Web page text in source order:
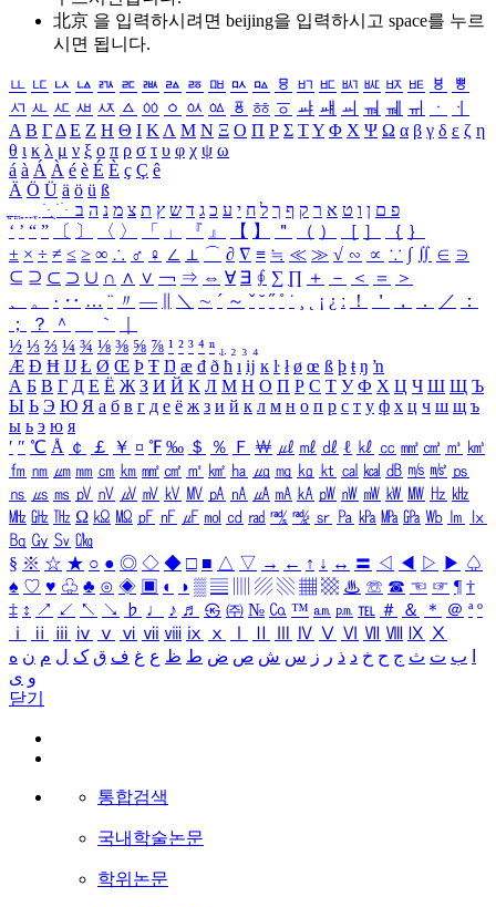
北京 을 입력하시려면 beijing을 입력하시고 space를 누르
시면 됩니다.
ㅥ ㅦ ㅧ ㅨ ㅩ ㅪ ㅫ ㅬ ㅭ ㅮ ㅯ ㅰ ㅱ ㅲ ㅳ ㅴ ㅵ ㅶ ㅷ ㅸ
ㅹ
ㅺ ㅻ ㅼ ㅽ ㅾ ㅿ ㆀ ㆁ ㆂ ㆃ ㆄ ㆅ ㆆ ㆇ ㆈ ㆉ ㆊ ㆋ ㆌ ㆍ
ㆎ
Α Β ΓΔ Ε Ζ Η Θ Ι ΚΛ Μ Ν Ξ Ο Π Ρ Σ ΤΥ Φ Χ Ψ Ω α β γ δ ε ζ η
θ ι κ λ μ ν ξ ο π ρ σ τ υ φ χ ψ ω
á à Á À é è É È ç Ç ê
Ä Ö Ü ä ö ü ß
ִֶֹ ֻּ ׁׂ פ ם ן ו ט א ר ק ף ך ל ח י ע כ ג ד ש ץ ת צ מ נ ה ב
‘ ’ “ ” 〔 〕 〈 〉 「 」 『 』 【 】 ＂ （ ） ［ ］ ｛ ｝
± × ÷ ≠ ≤ ≥ ∞ ∴ ♂ ♀ ∠ ⊥ ⌒ ∂ ∇ ≡ ≒ ≪ ≫ √ ∽ ∝ ∵ ∫ ∬ ∈ ∋
⊆ ⊇ ⊂ ⊃ ∪ ∩ ∧ ∨ ￢ ⇒ ⇔ ∀ ∃ ∮ ∑ ∏ ＋ － ＜ ＝
＞
、
。 · ‥ … ¨ 〃 ― ＼ ∼ ´ ～ ˇ ˘ ˝ ˚ ˙ ¸ ¡ ¿ ː ！ ＇ ， ． ／
：
；
？ ＾ ｀
½ ⅓ ⅔ ¼ ¾ ⅛ ⅜ ⅝ ⅞ ¹ ² ³ ⁴ ⁿ ₁ ₂ ₃ ₄
Æ Ð Ħ Ĳ Ł Ø Œ Þ Ŧ Ŋ æ đ ð ħ ı ĳ ĸ ŀ ł ø œ ß þ ŧ ŋ ŉ
А Б В Г Д Е Ё Ж З И Й К Л М Н О П Р С Т У Ф Х Ц Ч Ш Щ Ъ
Ы Ь Э Ю Я а б в г д е ё ж з и й к л м н о п р с т у ф х ц ч ш щ ъ
ы ь э ю я
′ ″ ℃ Å ￠ ￡ ￥ ¤ ℉ ‰ ＄ ％ Ｆ ￦ ㎕ ㎖ ㎗ ℓ ㎘ ㏄ ㎣ ㎤ ㎥ ㎦
㎙ ㎚ ㎛ ㎜ ㎝ ㎞ ㎟ ㎠ ㎡ ㎢ ㏊ ㎍ ㎎ ㎏ ㏏ ㎈ ㎉ ㏈ ㎧ ㎨ ㎰
㎱ ㎲ ㎳ ㎴ ㎵ ㎶ ㎷ ㎸ ㎹ ㎀ ㎁ ㎂ ㎃ ㎄ ㎺ ㎻ ㎽ ㎾ ㎿ ㎐ ㎑
㎒ ㎓ ㎔ Ω ㏀ ㏁ ㎊ ㎋ ㎌ ㏖ ㏅ ㎭ ㎮ ㎯ ㏛ ㎩ ㎪ ㎫ ㎬ ㏝ ㏐
㏓
㏃ ㏉ ㏜ ㏆
§ ※ ☆ ★ ○ ● ◎ ◇ ◆ □ ■ △ ▽ → ← ↑ ↓ ↔ 〓 ◁ ◀ ▷ ▶ ♤
♠ ♡ ♥ ♧ ♣ ⊙ ◈ ▣ ◐ ◑ ▒ ▤ ▨ ▧ ▦ ▩ ♨ ☏ ☎ ☜ ☞ ¶ †
‡ ↕ ↗ ↙ ↖ ↘ ♭ ♩ ♪ ♬ ㉿ ㈜ № ㏇ ™ ㏂ ㏘ ℡ ＃ ＆ ＊ ＠ ª º
ⅰ
ⅱ ⅲ ⅳ ⅴ ⅵ ⅶ ⅷ ⅸ ⅹ Ⅳ Ⅴ Ⅵ Ⅶ Ⅷ Ⅸ Ⅹ
ب ت ث ج ح خ د ذ ر ز س ش ص ض ط ظ ع غ ف ق ک ل م ن ه
و ی
닫기
통합검색
국내학술논문
학위논문